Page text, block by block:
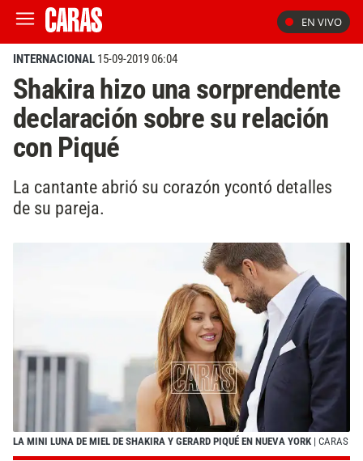
EN VIVO
INTERNACIONAL 15-09-2019 06:04
Shakira hizo una sorprendente
declaración sobre su relación
con Piqué
La cantante abrió su corazón ycontó detalles
de su pareja.
LA MINI LUNA DE MIEL DE SHAKIRA Y GERARD PIQUÉ EN NUEVA YORK | CARAS